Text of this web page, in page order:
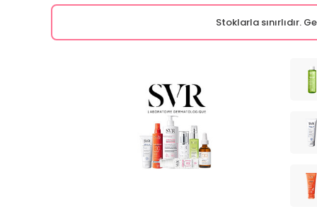
Stoklarla sınırlıdır.